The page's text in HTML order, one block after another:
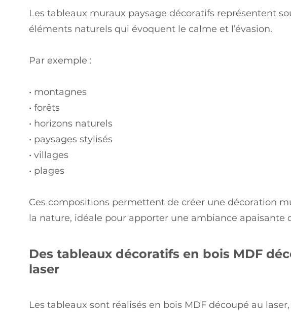
Les tableaux muraux paysage décoratifs représentent
éléments naturels qui évoquent le calme et l’évasion.
Par exemple :
• montagnes
• forêts
• horizons naturels
• paysages stylisés
• villages
• plages
Ces compositions permettent de créer une décoration
la nature, idéale pour apporter une ambiance apaisante
Des tableaux décoratifs en bois MDF
laser
Les tableaux sont réalisés en bois MDF découpé au